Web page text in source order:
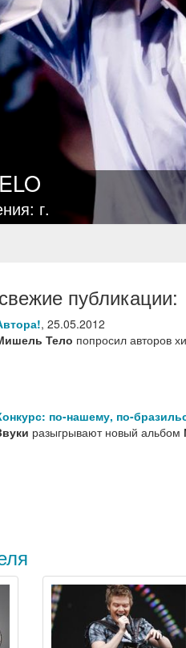
г.
публикации:
, 25.05.2012
Тело попросил авторов
по-нашему, по-
разыгрывают новый альбом